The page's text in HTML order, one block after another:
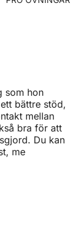
som hon
bättre stöd,
mellan
bra för att
Du kan
me